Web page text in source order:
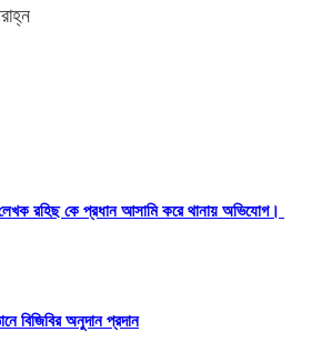
রহিছ কে প্রধান আসামি করে থানায় অভিযোগ।
বিজিবির অনুদান প্রদান